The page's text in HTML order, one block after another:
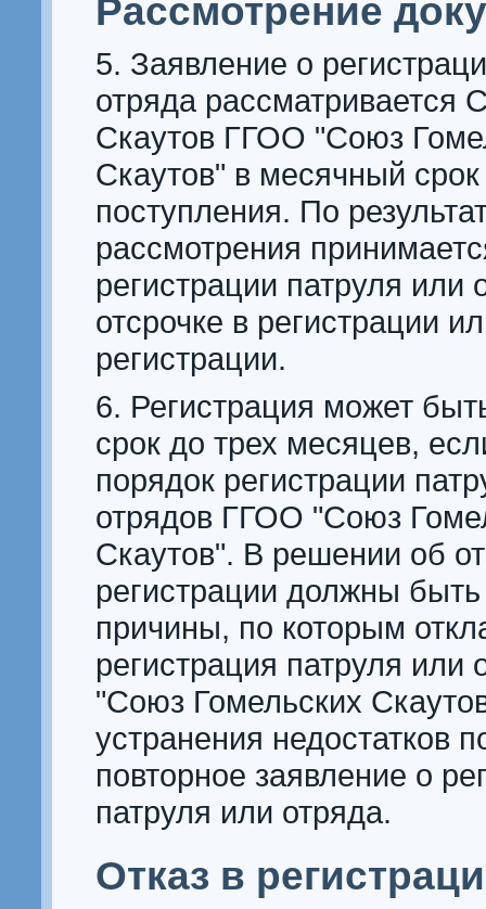
Рассмотрение
5. Заявление о
отряда рассматривается
Скаутов ГГОО "Союз
Скаутов" в месячный срок
поступления. По
рассмотрения
регистрации патруля или
отсрочке в регистрации
регистрации.
6. Регистрация может
срок до трех месяцев,
порядок регистрации
отрядов ГГОО "Союз
Скаутов". В решении об
регистрации должны
причины, по которым
регистрация патруля
"Союз Гомельских
устранения недостатков
повторное заявление о
патруля или отряда.
Отказ в